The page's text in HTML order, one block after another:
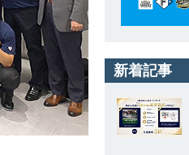
新着記事